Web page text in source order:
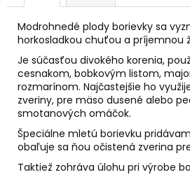
Modrohnedé plody borievky sa
horkosladkou chuťou a príjemnou
Je súčasťou divokého korenia,
cesnakom, bobkovým listom,
rozmarínom. Najčastejšie ho
zveriny, pre mäso dusené alebo
smotanových omáčok.
Špeciálne mletú borievku
obaľuje sa ňou očistená zverina
Taktiež zohráva úlohu pri výrobe
a
m
e
SVIEČKA
NA
ZVEĽADENIE
VÁŠNE
A
SEXUALITY
€9,50